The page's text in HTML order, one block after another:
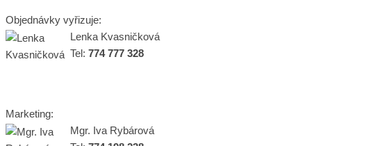
Objednávky vyřizuje:
Lenka Kvasničková
Tel: 774 777 328
Marketing:
Mgr. Iva Rybárová